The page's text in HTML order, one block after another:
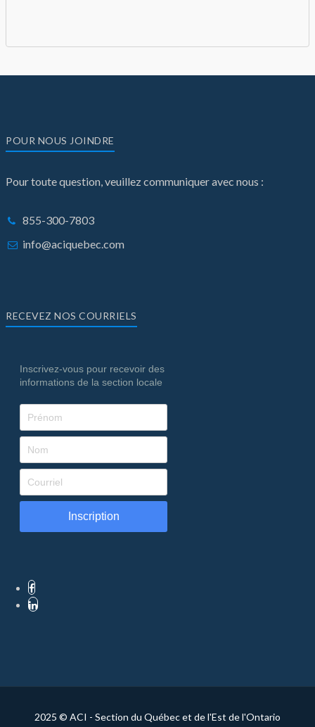
POUR NOUS JOINDRE
Pour toute question, veuillez communiquer avec nous :
855-300-7803
info@aciquebec.com
RECEVEZ NOS COURRIELS
Inscrivez-vous pour recevoir des
informations de la section locale
Inscription
2025 © ACI - Section du Québec et de l'Est de l'Ontario